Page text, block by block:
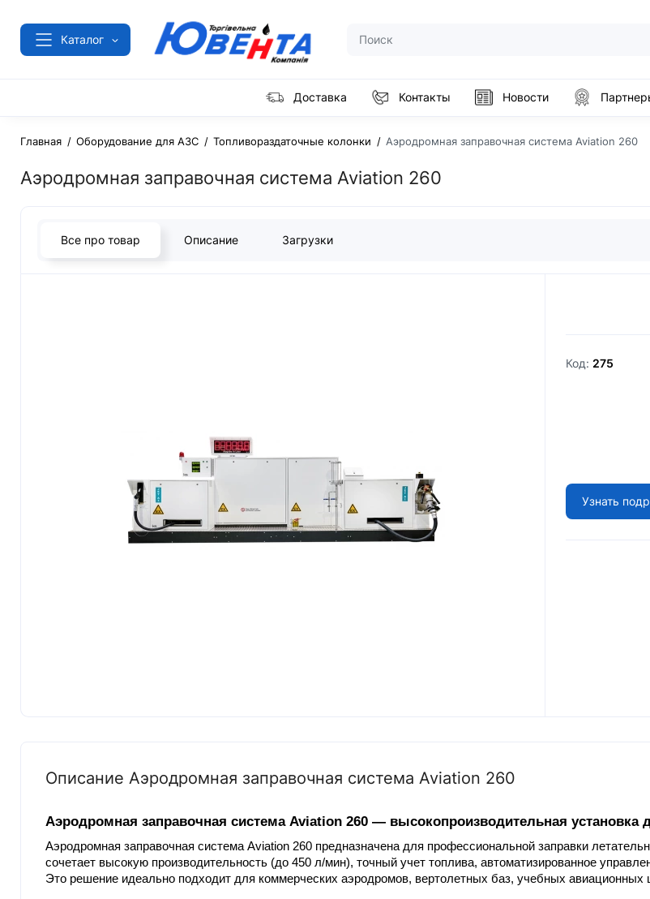
Каталог
Доставка Контакты Новости
Главная Оборудование для АЗС Топливораздаточные колонки Аэродромная заправочная система Aviation 260
Аэродромная заправочная система Aviation 260
Все про товар Описание Загрузки
Код: 275
Узнать
Описание Аэродромная заправочная система Aviation 260
Аэродромная заправочная система Aviation 260 — высокопроизводительная установка
Аэродромная заправочная система Aviation 260 предназначена для профессиональной заправки
сочетает высокую производительность (до 450 л/мин), точный учет топлива, автоматизированное
Это решение идеально подходит для коммерческих аэродромов, вертолетных баз, учебных